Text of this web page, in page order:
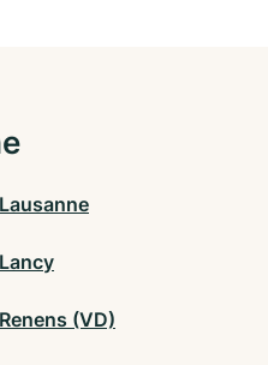
Lausanne
Lancy
Renens (VD)